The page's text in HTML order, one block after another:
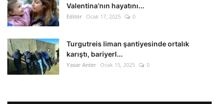
Valentina’nın hayatını...
Editör Ocak 17, 2025 0
Turgutreis liman şantiyesinde ortalık
karıştı, bariyerl...
Yasar Anter Ocak 15, 2025 0